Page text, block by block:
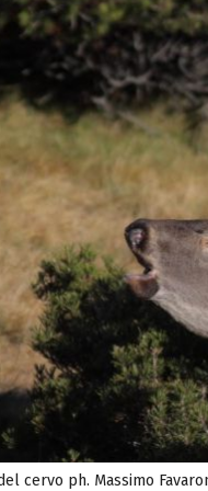
cervo ph. Massimo